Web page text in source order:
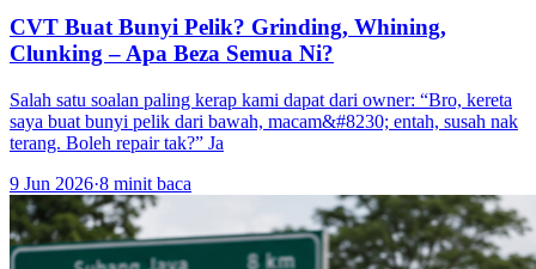
CVT Buat Bunyi Pelik? Grinding, Whining,
Clunking – Apa Beza Semua Ni?
Salah satu soalan paling kerap kami dapat dari owner: “Bro, kereta
saya buat bunyi pelik dari bawah, macam&#8230; entah, susah nak
terang. Boleh repair tak?” Ja
9 Jun 2026·8 minit baca